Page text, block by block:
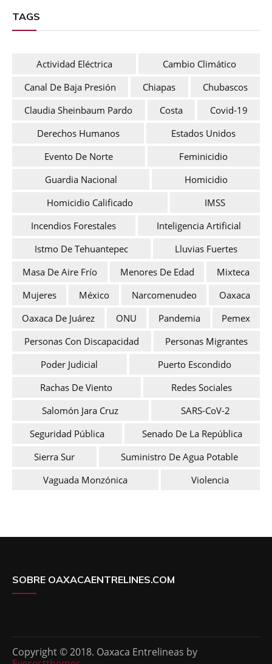
TAGS
Actividad Eléctrica
Cambio Climático
Canal De Baja Presión
Chiapas
Chubascos
Claudia Sheinbaum Pardo
Costa
Covid-19
Derechos Humanos
Estados Unidos
Evento De Norte
Feminicidio
Guardia Nacional
Homicidio
Homicidio Calificado
IMSS
Incendios Forestales
Inteligencia Artificial
Istmo De Tehuantepec
Lluvias Fuertes
Masa De Aire Frío
Menores De Edad
Mixteca
Mujeres
México Narcomenudeo
Oaxaca
Oaxaca De Juárez
ONU Pandemia
Pemex
Personas Con Discapacidad
Personas Migrantes
Poder Judicial
Puerto Escondido
Rachas De Viento
Redes Sociales
Salomón Jara Cruz
SARS-CoV-2
Seguridad Pública
Senado De La República
Sierra Sur
Suministro De Agua Potable
Vaguada Monzónica
Violencia
SOBRE OAXACAENTRELINES.COM
Copyright © 2018. Oaxaca Entrelineas by